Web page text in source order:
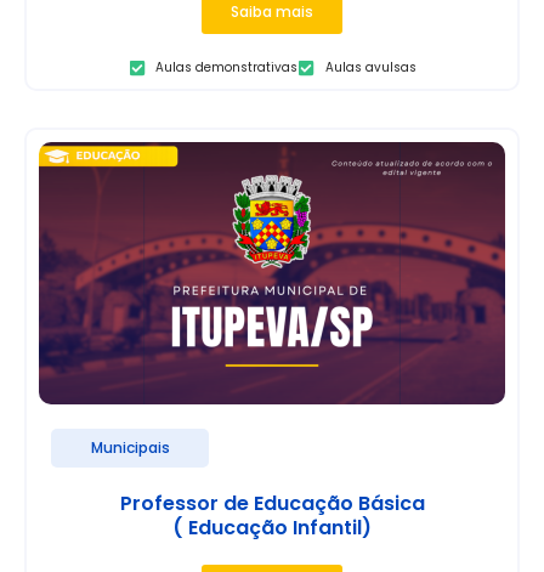
Saiba mais
Aulas demonstrativas Aulas avulsas
Municipais
Professor de Educação Básica
( Educação Infantil)